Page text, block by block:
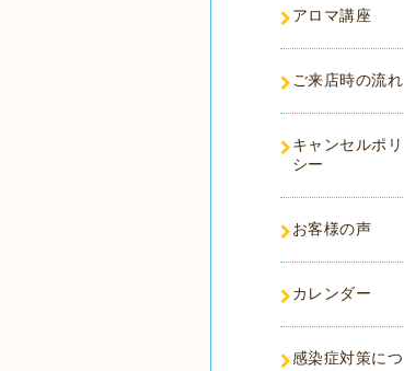
アロマ講座
ご来店時の流れ
キャンセルポリ
シー
お客様の声
カレンダー
感染症対策につ